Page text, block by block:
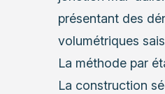
présentant des
volumétriques
La méthode par
La construction